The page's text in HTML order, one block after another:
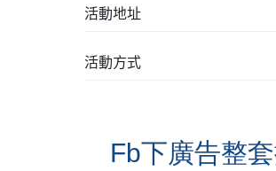
活動地址
活動方式